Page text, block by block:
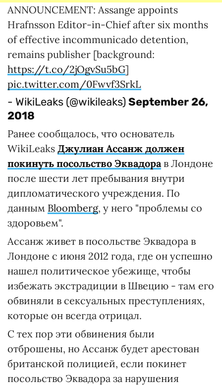
ANNOUNCEMENT: Assange appoints
Hrafnsson Editor-in-Chief after six months
of effective incommunicado detention,
remains publisher [background:
https://t.co/2jOgvSu5bG]
pic.twitter.com/0Fwvf3SrkL
- WikiLeaks (@wikileaks)September 26,
2018
Ранее сообщалось, что основатель
WikiLeaks Джулиан Ассанж должен
покинуть посольство Эквадорав Лондоне
после шести лет пребывания внутри
дипломатического учреждения. По
данным Bloomberg, у него "проблемы со
здоровьем".
Ассанж живет в посольстве Эквадора в
Лондоне с июня 2012 года, где он успешно
нашел политическое убежище, чтобы
избежать экстрадиции в Швецию - там его
обвиняли в сексуальных преступлениях,
которые он всегда отрицал.
С тех пор эти обвинения были
отброшены, но Ассанж будет арестован
британской полицией, если покинет
посольство Эквадора за нарушения